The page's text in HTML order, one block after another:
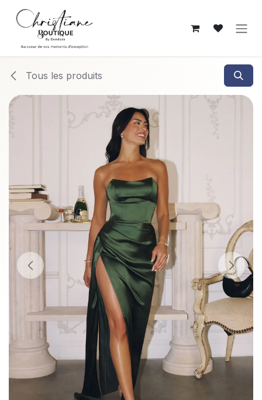
Se rendre au contenu
Tous les produits